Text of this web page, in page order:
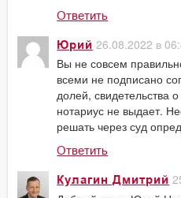
Ответить
Юрий 26.08.2022 в
Вы не совсем
всеми не подписано
долей, свидетельства
нотариус не выдает.
решать через суд
Ответить
Кулагин Дмитрий